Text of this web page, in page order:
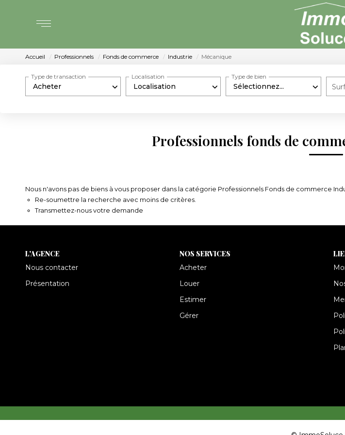
Accueil Professionnels Fonds de commerce Industrie Mécanique
Acheter
Type de transaction
Localisation
Localisation
Sélectionnez...
Type de bien
Professionnels fonds de
Nous n'avons pas de biens à vous proposer dans la catégorie Professionnels Fonds de commerce
Re-soumettre la recherche avec moins de critères.
Transmettez-nous votre demande
L'AGENCE
Nous contacter
Présentation
NOS SERVICES
Acheter
Louer
Estimer
Gérer